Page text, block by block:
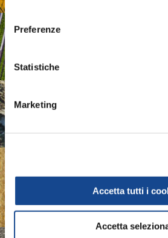
consenso
Preferenze
Statistiche
Marketing
Accetta tutti i
Accetta
Italian Self-Propelled
Association